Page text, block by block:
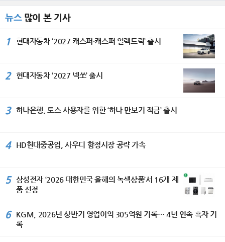
뉴스많이 본 기사
1 현대자동차 ‘2027 캐스퍼·캐스퍼 일렉트릭’ 출시
2 현대자동차 ‘2027 넥쏘’ 출시
3 하나은행, 토스 사용자를 위한 ‘하나 만보기 적금’ 출시
4 HD현대중공업, 사우디 함정시장 공략 가속
5
삼성전자 ‘2026 대한민국 올해의 녹색상품’서 16개 제
품 선정
6
KGM, 2026년 상반기 영업이익 305억원 기록… 4년 연속 흑자 기
록